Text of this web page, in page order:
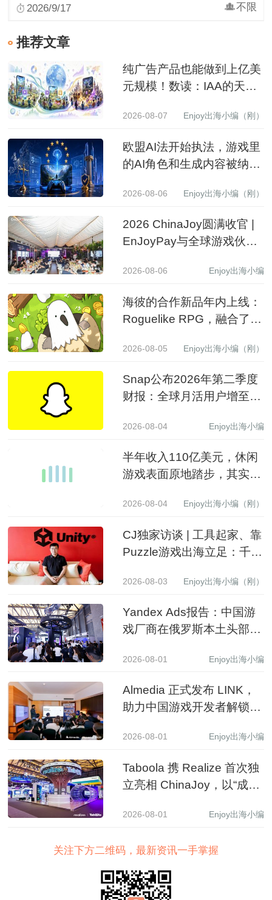
2026/9/17 不限
推荐文章
纯广告产品也能做到上亿美
元规模！数读：IAA的天花
2026-08-07 Enjoy出海小编（刚）
欧盟AI法开始执法，游戏里
的AI角色和生成内容被纳入
2026-08-06 Enjoy出海小编（刚）
2026 ChinaJoy圆满收官 |
EnJoyPay与全球游戏伙伴
2026-08-06 Enjoy出海小编
海彼的合作新品年内上线：
Roguelike RPG，融合了
2026-08-05 Enjoy出海小编（刚）
Snap公布2026年第二季度
财报：全球月活用户增至
至15.99亿美元
2026-08-04 Enjoy出海小编
半年收入110亿美元，休闲
游戏表面原地踏步，其实已
2026-08-04 Enjoy出海小编（刚）
CJ独家访谈 | 工具起家、靠
Puzzle游戏出海立足：千万
2026-08-03 Enjoy出海小编（刚）
Yandex Ads报告：中国游
戏厂商在俄罗斯本土头部应
2026-08-01 Enjoy出海小编
Almedia 正式发布 LINK，
助力中国游戏开发者解锁收
2026-08-01 Enjoy出海小编
Taboola 携 Realize 首次独
立亮相 ChinaJoy，以“成长
全球增长新图景
2026-08-01 Enjoy出海小编
关注下方二维码，最新资讯一手掌握